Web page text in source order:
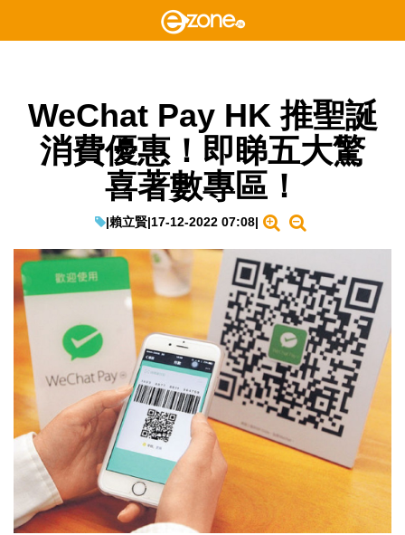
WeChat Pay HK 推聖誕
消費優惠！即睇五大驚
喜著數專區！
|賴立賢|17-12-2022 07:08|